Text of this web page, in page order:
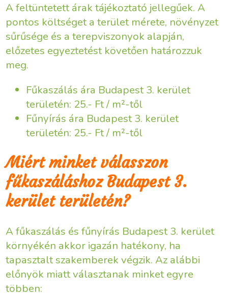
A feltüntetett árak tájékoztató jellegűek. A
pontos költséget a terület mérete, növényzet
sűrűsége és a terepviszonyok alapján,
előzetes egyeztetést követően határozzuk
meg.
Fűkaszálás ára Budapest 3. kerület
területén: 25.- Ft / m²-től
Fűnyírás ára Budapest 3. kerület
területén: 25.- Ft / m²-től
Miért minket válasszon
fűkaszáláshoz Budapest 3.
kerület területén?
A fűkaszálás és fűnyírás Budapest 3. kerület
környékén akkor igazán hatékony, ha
tapasztalt szakemberek végzik. Az alábbi
előnyök miatt választanak minket egyre
többen: